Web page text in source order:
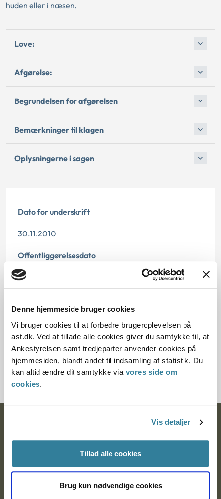
Denne hjemmeside bruger cookies
Vi bruger cookies til at forbedre brugeroplevelsen på
ast.dk. Ved at tillade alle cookies giver du samtykke til, at
Ankestyrelsen samt tredjeparter anvender cookies på
hjemmesiden, blandt andet til indsamling af statistik. Du
kan altid ændre dit samtykke via vores side om
cookies.
Vis detaljer
Tillad alle cookies
Brug kun nødvendige cookies
huden eller i næsen.
Love:
Afgørelse:
Begrundelsen for afgørelsen
Bemærkninger til klagen
Oplysningerne i sagen
Dato for underskrift
30.11.2010
Offentliggørelsesdato
10.07.2013
§ 5 § 6
Journalnummer
1211153-09
Nytorv 7, 2. sal